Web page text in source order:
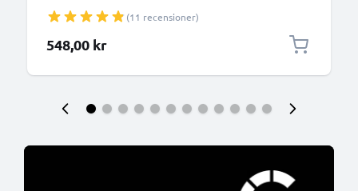
(11 recensioner)
548,00 kr